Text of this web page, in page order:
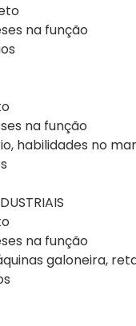
na função
na função
habilidades no
na função
galoneira,